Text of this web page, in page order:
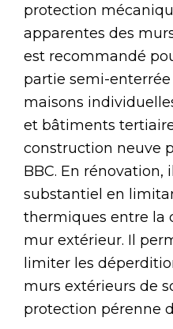
protection
apparentes des
est recommandé
partie semi-
maisons
et bâtiments
construction neuve
BBC. En
substantiel en
thermiques entre la
mur extérieur. Il
limiter les
murs extérieurs de
protection pérenne